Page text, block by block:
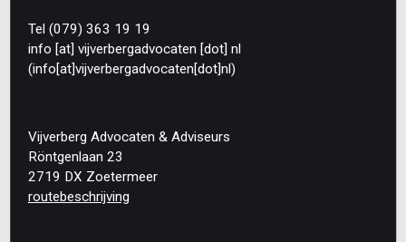
Tel (079) 363 19 19
info [at] vijverbergadvocaten [dot] nl
(info[at]vijverbergadvocaten[dot]nl)
Vijverberg Advocaten & Adviseurs
Röntgenlaan 23
2719 DX Zoetermeer
routebeschrijving